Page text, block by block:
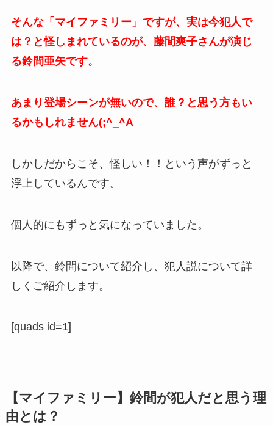
そんな「マイファミリー」ですが、実は今犯人で
は？と怪しまれているのが、藤間爽子さんが演じ
る鈴間亜矢です。
あまり登場シーンが無いので、誰？と思う方もい
るかもしれません(;^_^A
しかしだからこそ、怪しい！！という声がずっと
浮上しているんです。
個人的にもずっと気になっていました。
以降で、鈴間について紹介し、犯人説について詳
しくご紹介します。
[quads id=1]
【マイファミリー】鈴間が犯人だと思う理
由とは？